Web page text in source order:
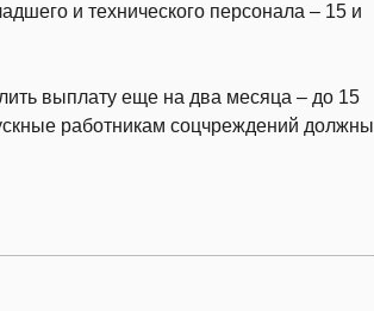
и технического персонала – 15 и
выплату еще на два месяца – до 15
работникам соцчреждений должны